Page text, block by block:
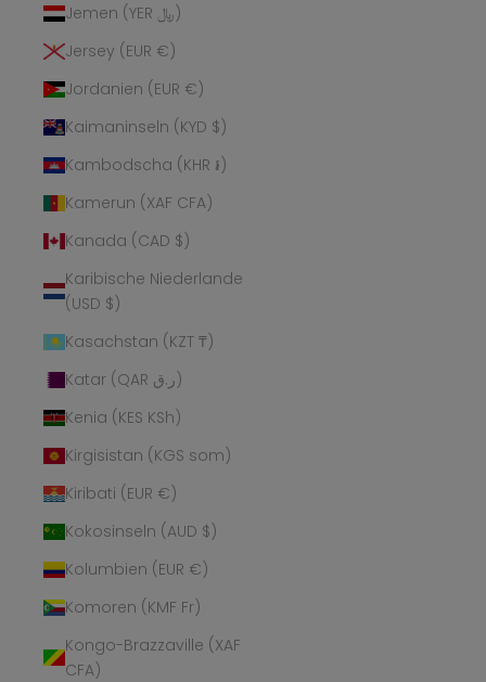
Jemen (YER ﷼)
Jersey (EUR €)
Jordanien (EUR €)
Kaimaninseln (KYD $)
Kambodscha (KHR ៛)
Kamerun (XAF CFA)
Kanada (CAD $)
Karibische Niederlande
(USD $)
Kasachstan (KZT ₸)
Katar (QAR ر.ق)
Kenia (KES KSh)
Kirgisistan (KGS som)
Kiribati (EUR €)
Kokosinseln (AUD $)
Kolumbien (EUR €)
Komoren (KMF Fr)
Kongo-Brazzaville (XAF
CFA)